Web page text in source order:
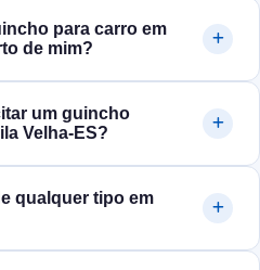
para carro em
de mim?
um guincho
Velha‑ES?
qualquer tipo em